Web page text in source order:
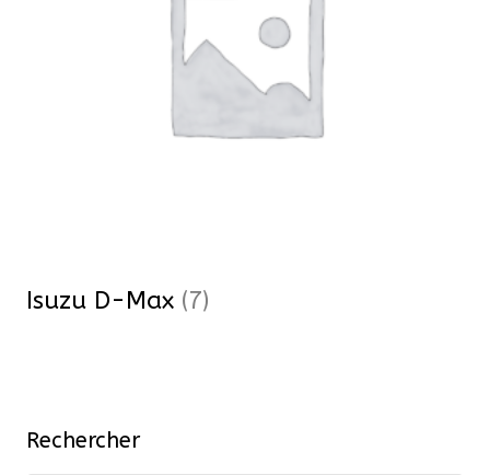
Isuzu D-Max (7)
Rechercher